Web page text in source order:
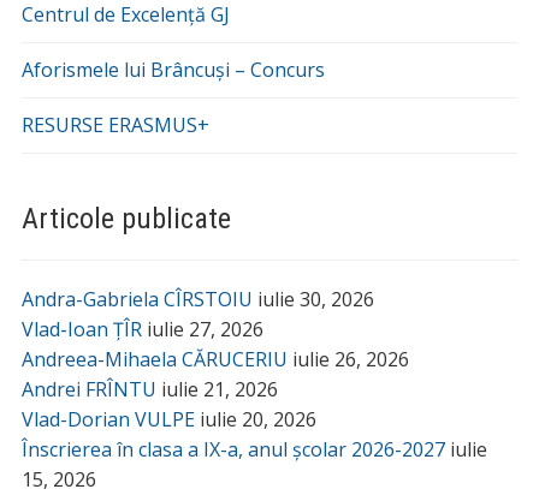
Centrul de Excelență GJ
Aforismele lui Brâncuși – Concurs
RESURSE ERASMUS+
Articole publicate
Andra-Gabriela CÎRSTOIU iulie 30, 2026
Vlad-Ioan ȚÎR iulie 27, 2026
Andreea-Mihaela CĂRUCERIU iulie 26, 2026
Andrei FRÎNTU iulie 21, 2026
Vlad-Dorian VULPE iulie 20, 2026
Înscrierea în clasa a IX-a, anul școlar 2026-2027 iulie
15, 2026